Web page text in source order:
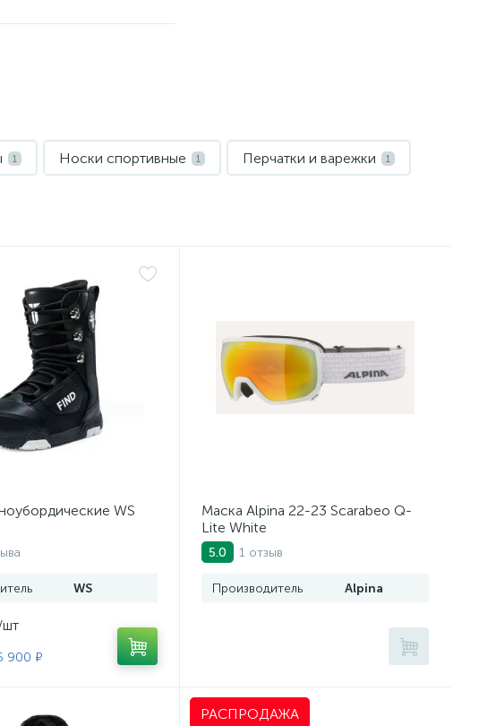
1 Носки спортивные 1 Перчатки и варежки 1
WS
WS
900 ₽
Маска Alpina 22-23 Scarabeo Q-
Lite White
5.0 1 отзыв
Производитель Alpina
РАСПРОДАЖА